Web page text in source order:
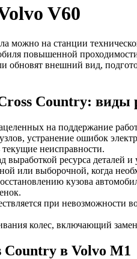
V60
можно на станции
повышенной
обновят внешний вид,
Country: виды
на поддержание
устранение ошибок
неисправности.
ресурса деталей
или выборочной, когда
кузова
при невозможности
колес, включающий
Country в Volvo M1